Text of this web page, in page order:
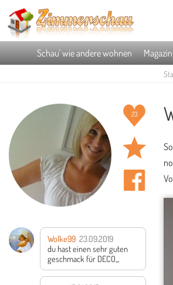
Schau' wie andere wohnen Magazin
23
Wolke99 23.09.2019
du hast einen sehr guten
geschmack für DECO,,,